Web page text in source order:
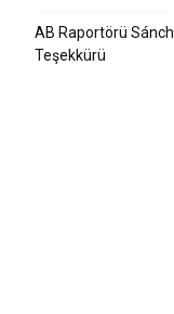
AB Raportörü
Teşekkürü